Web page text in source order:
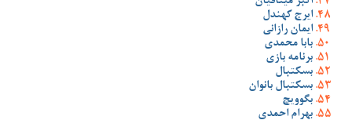
ایرج کهندل
ایمان رازانی
بابا محمدی
برنامه بازی
بسکتبال
بسکتبال بانوان
بگوویچ
بهرام احمدی